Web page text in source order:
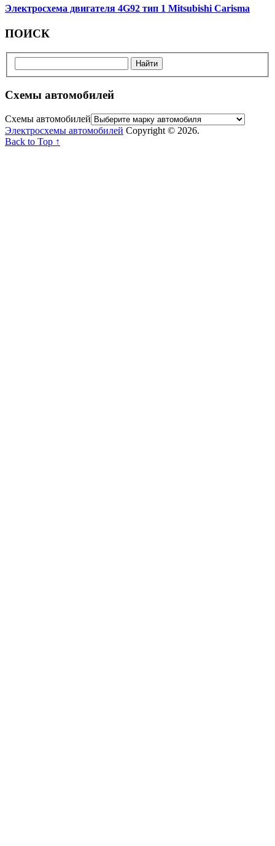
Электросхема двигателя 4G92 тип 1 Mitsubishi Carisma
ПОИСК
Схемы автомобилей
Схемы автомобилей
Электросхемы автомобилей Copyright © 2026.
Back to Top ↑